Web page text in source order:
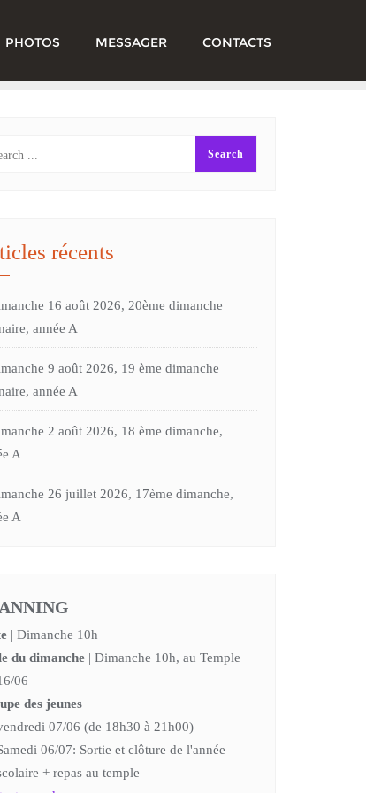
PHOTOS MESSAGER CONTACTS
récents
16 août 2026, 20ème dimanche
année A
9 août 2026, 19 ème dimanche
année A
2 août 2026, 18 ème dimanche,
A
26 juillet 2026, 17ème dimanche,
A
| Dimanche 10h
du dimanche | Dimanche 10h, au Temple
06
des jeunes
07/06 (de 18h30 à 21h00)
06/07: Sortie et clôture de l'année
+ repas au temple